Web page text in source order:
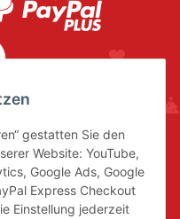
gestatten Sie den
Website: YouTube,
Google Ads, Google
Express Checkout
Einstellung jederzeit